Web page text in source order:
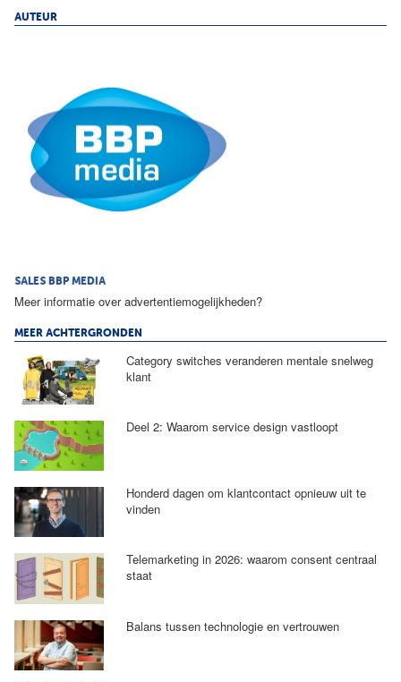
AUTEUR
SALES BBP MEDIA
Meer informatie over advertentiemogelijkheden?
MEER ACHTERGRONDEN
Category switches veranderen mentale snelweg
klant
Deel 2: Waarom service design vastloopt
Honderd dagen om klantcontact opnieuw uit te
vinden
Telemarketing in 2026: waarom consent centraal
staat
Balans tussen technologie en vertrouwen